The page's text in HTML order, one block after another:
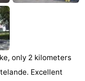
only 2 kilometers
Excellent